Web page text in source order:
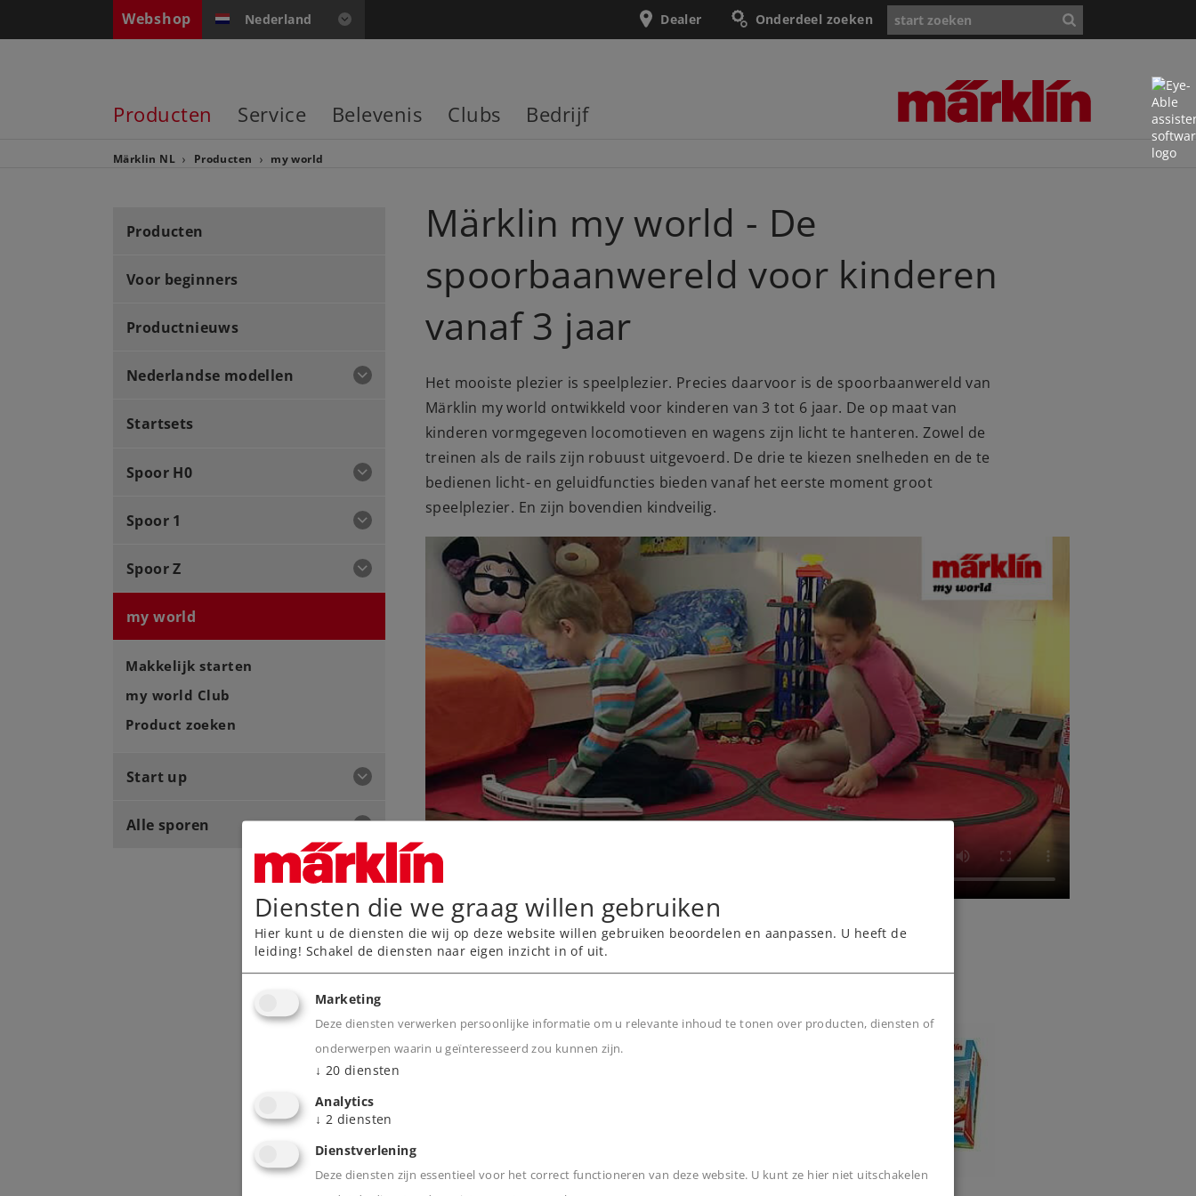
Webshop Nederland Onderdeel zoeken
Dealer
Producten Service Belevenis Clubs Bedrijf
Märklin NL Producten my world
Producten
Voor beginners
Productnieuws
Nederlandse modellen
Startsets
Spoor H0
Spoor 1
Spoor Z
my world
Makkelijk starten
my world Club
Product zoeken
Start up
Alle sporen
Märklin my world - De
spoorbaanwereld voor kinderen
vanaf 3 jaar
Het mooiste plezier is speelplezier. Precies daarvoor is de spoorbaanwereld van
Märklin my world ontwikkeld voor kinderen van 3 tot 6 jaar. De op maat van
kinderen vormgegeven locomotieven en wagens zijn licht te hanteren. Zowel de
treinen als de rails zijn robuust uitgevoerd. De drie te kiezen snelheden en de te
bedienen licht- en geluidfuncties bieden vanaf het eerste moment groot
speelplezier. En zijn bovendien kindveilig.
Märklin my world Video
Highlights Märklin my world
Duidelijke focus op kinderen van 3 tot 6 jaar –
met speciaal op kleuters afgestemde producten
Startsets hebben stabiele kunstofrails die met
Diensten die we graag willen gebruiken
Hier kunt u de diensten die wij op deze website willen gebruiken beoordelen en aanpassen. U heeft de
leiding! Schakel de diensten naar eigen inzicht in of uit.
Marketing
Deze diensten verwerken persoonlijke informatie om u relevante inhoud te tonen over producten, diensten of
onderwerpen waarin u geïnteresseerd zou kunnen zijn.
↓ 20 diensten
Analytics
↓ 2 diensten
Dienstverlening
Deze diensten zijn essentieel voor het correct functioneren van deze website. U kunt ze hier niet uitschakelen